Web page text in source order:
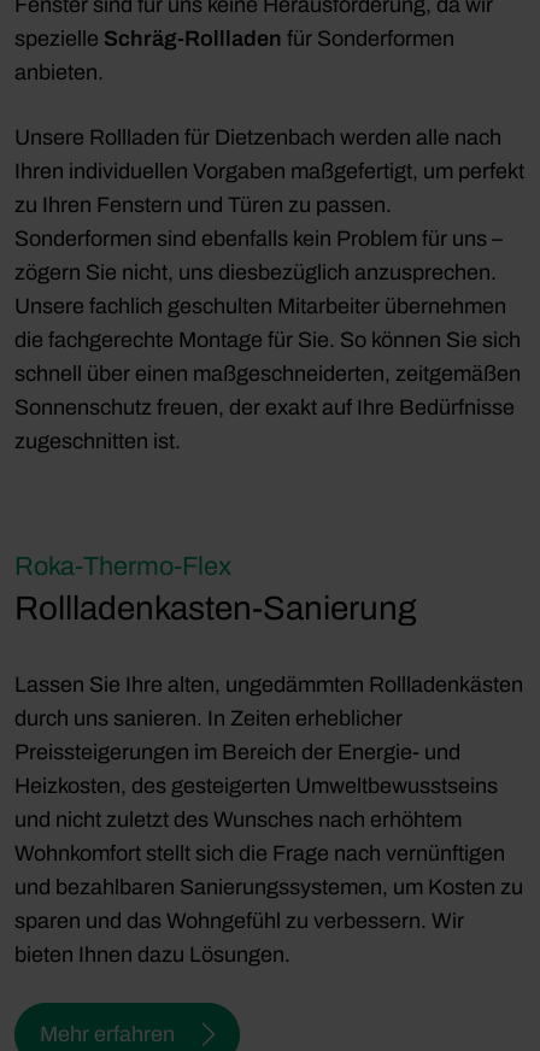
spezielle Schräg-Rollladen für Sonderformen
anbieten.
Unsere Rollladen für Dietzenbach werden alle nach
Ihren individuellen Vorgaben maßgefertigt, um perfekt
zu Ihren Fenstern und Türen zu passen.
Sonderformen sind ebenfalls kein Problem für uns –
zögern Sie nicht, uns diesbezüglich anzusprechen.
Unsere fachlich geschulten Mitarbeiter übernehmen
die fachgerechte Montage für Sie. So können Sie sich
schnell über einen maßgeschneiderten, zeitgemäßen
Sonnenschutz freuen, der exakt auf Ihre Bedürfnisse
zugeschnitten ist.
Roka-Thermo-Flex
Rollladenkasten-Sanierung
Lassen Sie Ihre alten, ungedämmten Rollladenkästen
durch uns sanieren. In Zeiten erheblicher
Preissteigerungen im Bereich der Energie- und
Heizkosten, des gesteigerten Umweltbewusstseins
und nicht zuletzt des Wunsches nach erhöhtem
Wohnkomfort stellt sich die Frage nach vernünftigen
und bezahlbaren Sanierungssystemen, um Kosten zu
sparen und das Wohngefühl zu verbessern. Wir
bieten Ihnen dazu Lösungen.
Mehr erfahren